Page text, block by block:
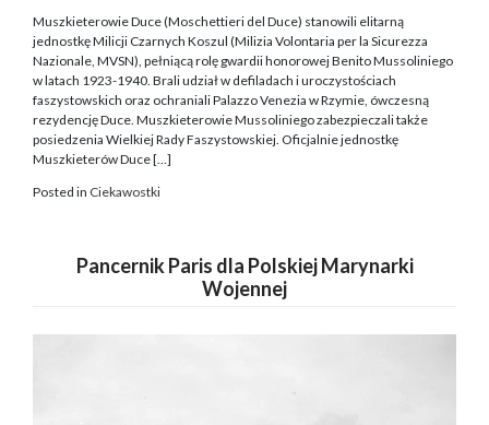
Muszkieterowie Duce (Moschettieri del Duce) stanowili elitarną
jednostkę Milicji Czarnych Koszul (Milizia Volontaria per la Sicurezza
Nazionale, MVSN), pełniącą rolę gwardii honorowej Benito Mussoliniego
w latach 1923-1940. Brali udział w defiladach i uroczystościach
faszystowskich oraz ochraniali Palazzo Venezia w Rzymie, ówczesną
rezydencję Duce. Muszkieterowie Mussoliniego zabezpieczali także
posiedzenia Wielkiej Rady Faszystowskiej. Oficjalnie jednostkę
Muszkieterów Duce […]
Posted in Ciekawostki
Pancernik Paris dla Polskiej Marynarki
Wojennej